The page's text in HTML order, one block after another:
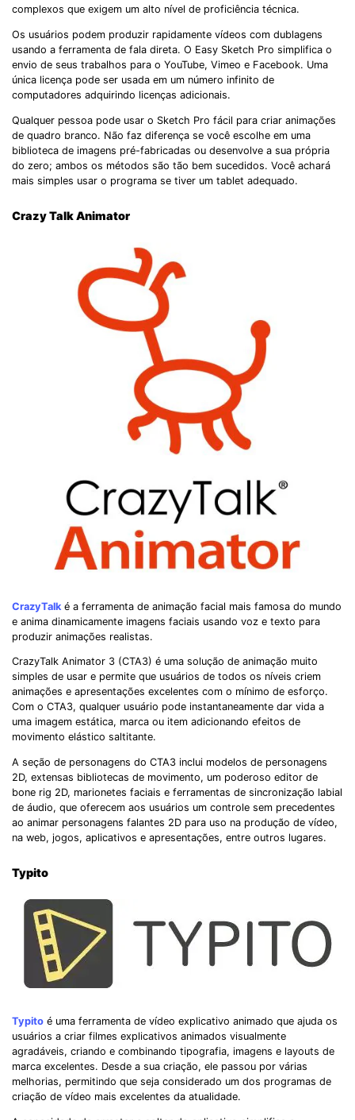
complexos que exigem um alto nível de proficiência técnica.
Os usuários podem produzir rapidamente vídeos com dublagens
usando a ferramenta de fala direta. O Easy Sketch Pro simplifica o
envio de seus trabalhos para o YouTube, Vimeo e Facebook. Uma
única licença pode ser usada em um número infinito de
computadores adquirindo licenças adicionais.
Qualquer pessoa pode usar o Sketch Pro fácil para criar animações
de quadro branco. Não faz diferença se você escolhe em uma
biblioteca de imagens pré-fabricadas ou desenvolve a sua própria
do zero; ambos os métodos são tão bem sucedidos. Você achará
mais simples usar o programa se tiver um tablet adequado.
Crazy Talk Animator
CrazyTalk é a ferramenta de animação facial mais famosa do mundo
e anima dinamicamente imagens faciais usando voz e texto para
produzir animações realistas.
CrazyTalk Animator 3 (CTA3) é uma solução de animação muito
simples de usar e permite que usuários de todos os níveis criem
animações e apresentações excelentes com o mínimo de esforço.
Com o CTA3, qualquer usuário pode instantaneamente dar vida a
uma imagem estática, marca ou item adicionando efeitos de
movimento elástico saltitante.
A seção de personagens do CTA3 inclui modelos de personagens
2D, extensas bibliotecas de movimento, um poderoso editor de
bone rig 2D, marionetes faciais e ferramentas de sincronização labial
de áudio, que oferecem aos usuários um controle sem precedentes
ao animar personagens falantes 2D para uso na produção de vídeo,
na web, jogos, aplicativos e apresentações, entre outros lugares.
Typito
Typito é uma ferramenta de vídeo explicativo animado que ajuda os
usuários a criar filmes explicativos animados visualmente
agradáveis, criando e combinando tipografia, imagens e layouts de
marca excelentes. Desde a sua criação, ele passou por várias
melhorias, permitindo que seja considerado um dos programas de
criação de vídeo mais excelentes da atualidade.